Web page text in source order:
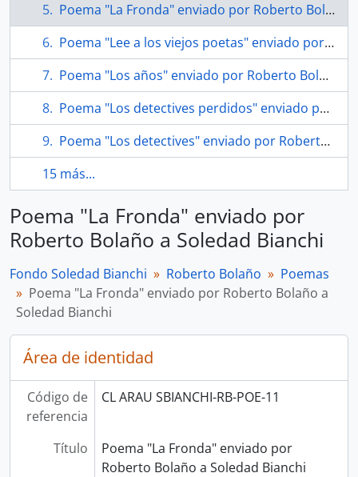
Poema "La Fronda" enviado por Roberto Bolaño a Soledad Bianchi
Poema "Lee a los viejos poetas" enviado por Roberto Bolaño a Soledad Bianchi
Poema "Los años" enviado por Roberto Bolaño a Soledad Bianchi
Poema "Los detectives perdidos" enviado por Roberto Bolaño a Soledad Bianchi
Poema "Los detectives" enviado por Roberto Bolaño a Soledad Bianchi
15 más...
Poema "La Fronda" enviado por
Roberto Bolaño a Soledad Bianchi
Fondo Soledad Bianchi Roberto Bolaño
Poemas
Poema "La Fronda" enviado por Roberto Bolaño a
Soledad Bianchi
Área de identidad
Código de
referencia
CL ARAU SBIANCHI-RB-POE-11
Título
Poema "La Fronda" enviado por
Roberto Bolaño a Soledad Bianchi